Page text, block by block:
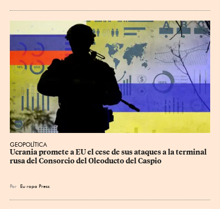
GEOPOLÍTICA
Ucrania promete a EU el cese de sus ataques a la terminal
rusa del Consorcio del Oleoducto del Caspio
Por Eu ropa Press